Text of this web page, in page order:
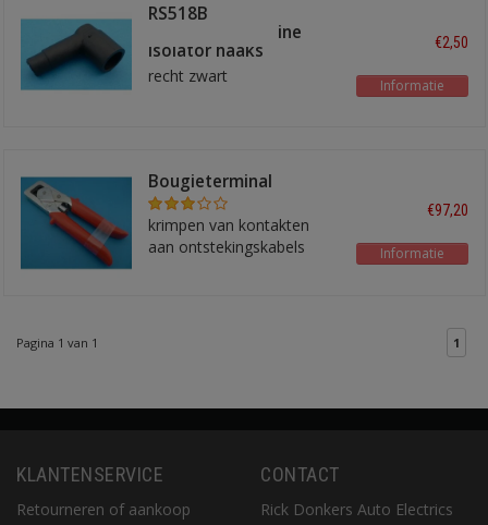
RS518B
verdeelkap/bobine
isolator haaks
recht zwart
€2,50
Informatie
Bougieterminal
krimptang ICT7
krimpen van kontakten
aan ontstekingskabels
€97,20
Informatie
Pagina 1 van 1 1
KLANTENSERVICE
Retourneren of aankoop
CONTACT
Rick Donkers Auto Electrics